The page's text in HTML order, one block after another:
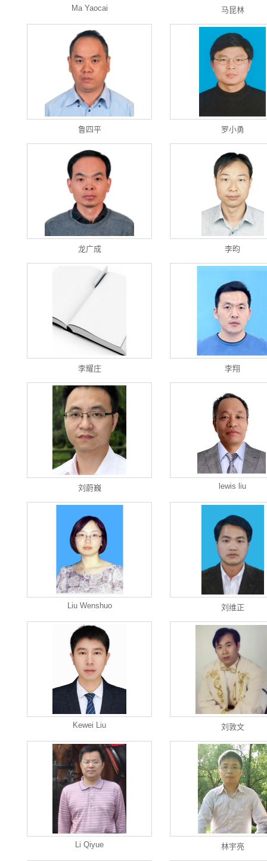
Ma Yaocai 马昆林
鲁四平 罗小勇
龙广成 李昀
李耀庄 李翔
刘蔚巍 lewis liu
Liu Wenshuo 刘维正
Kewei Liu 刘敦文
Li Qiyue 林宇亮